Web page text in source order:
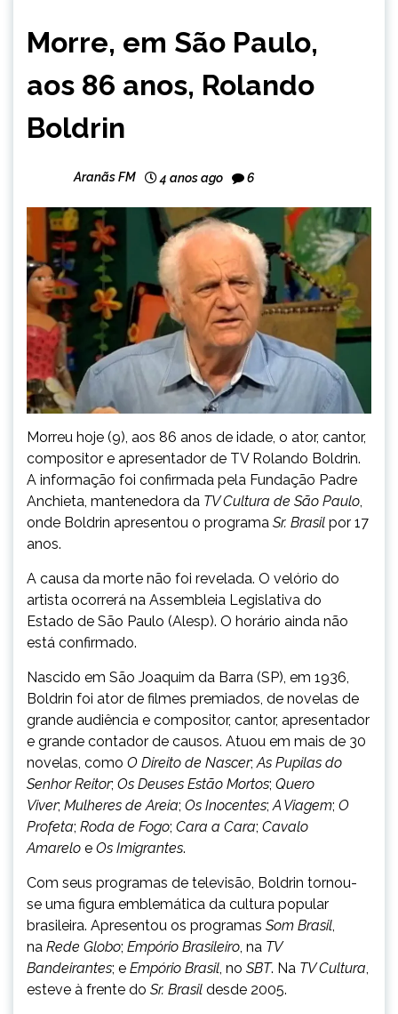
NOTÍCIAS
Morre, em São Paulo,
aos 86 anos, Rolando
Boldrin
Aranãs FM 4 anos ago 6
Morreu hoje (9), aos 86 anos de idade, o ator, cantor,
compositor e apresentador de TV Rolando Boldrin.
A informação foi confirmada pela Fundação Padre
Anchieta, mantenedora da TV Cultura de São Paulo,
onde Boldrin apresentou o programa Sr. Brasil por 17
anos.
A causa da morte não foi revelada. O velório do
artista ocorrerá na Assembleia Legislativa do
Estado de São Paulo (Alesp). O horário ainda não
está confirmado.
Nascido em São Joaquim da Barra (SP), em 1936,
Boldrin foi ator de filmes premiados, de novelas de
grande audiência e compositor, cantor, apresentador
e grande contador de causos. Atuou em mais de 30
novelas, como O Direito de Nascer;As Pupilas do
Senhor Reitor; Os Deuses Estão Mortos; Quero
Viver; Mulheres de Areia; Os Inocentes;A Viagem; O
Profeta; Roda de Fogo; Cara a Cara; Cavalo
Amarelo e Os Imigrantes.
Com seus programas de televisão, Boldrin tornou-
se uma figura emblemática da cultura popular
brasileira. Apresentou os programas Som Brasil,
na Rede Globo; Empório Brasileiro, na TV
Bandeirantes; e Empório Brasil, no SBT. Na TV Cultura,
esteve à frente do Sr. Brasil desde 2005.